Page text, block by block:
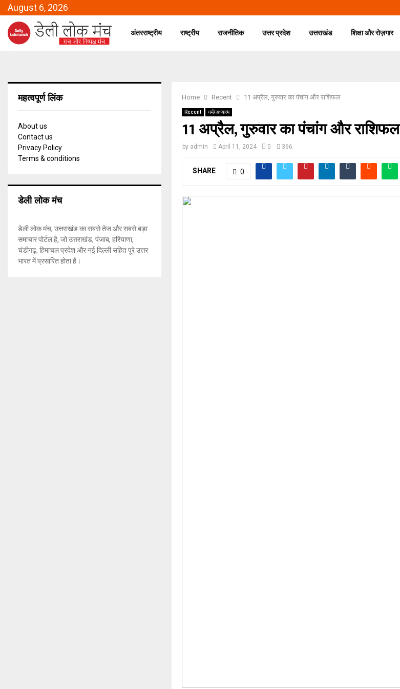
August 6, 2026
अंतरराष्ट्रीय राष्ट्रीय राजनीतिक उत्तर प्रदेश उत्तराखंड शिक्षा और रोज़गार
Home Recent 11 अप्रैल, गुरुवार का पंचांग और राशिफल
Recent धर्म/अध्यात्म
11 अप्रैल, गुरुवार का पंचांग और राशिफल
by admin April 11, 2024 0 366
SHARE 0
महत्वपूर्ण लिंक
About us
Contact us
Privacy Policy
Terms & conditions
डेली लोक मंच
डेली लोक मंच, उत्तराखंड का सबसे तेज और सबसे बड़ा
समाचार पोर्टल है, जो उत्तराखंड, पंजाब, हरियाणा,
चंडीगढ़, हिमाचल प्रदेश और नई दिल्ली सहित पूरे उत्तर
भारत में प्रसारित होता है।